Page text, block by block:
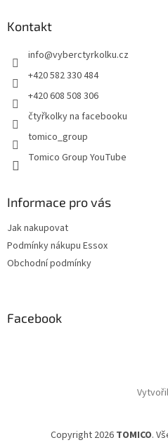
Kontakt
info@vyberctyrkolku.cz
+420 582 330 484
+420 608 508 306
čtyřkolky na facebooku
tomico_group
Tomico Group YouTube
Informace pro vás
Jak nakupovat
Podmínky nákupu Essox
Obchodní podmínky
Facebook
Copyright 2026 TOMICO.